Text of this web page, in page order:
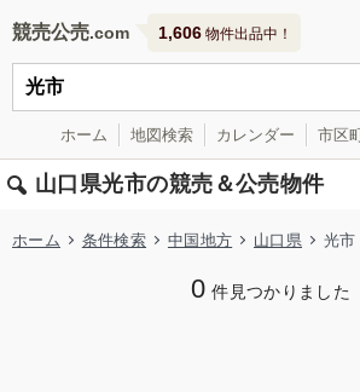
競売公売 1,606 物件出品中！
ホーム 地図検索 カレンダー 市区
山口県光市の競売＆公売物件
ホーム 条件検索 中国地方 山口県 光市
0 件見つかりました